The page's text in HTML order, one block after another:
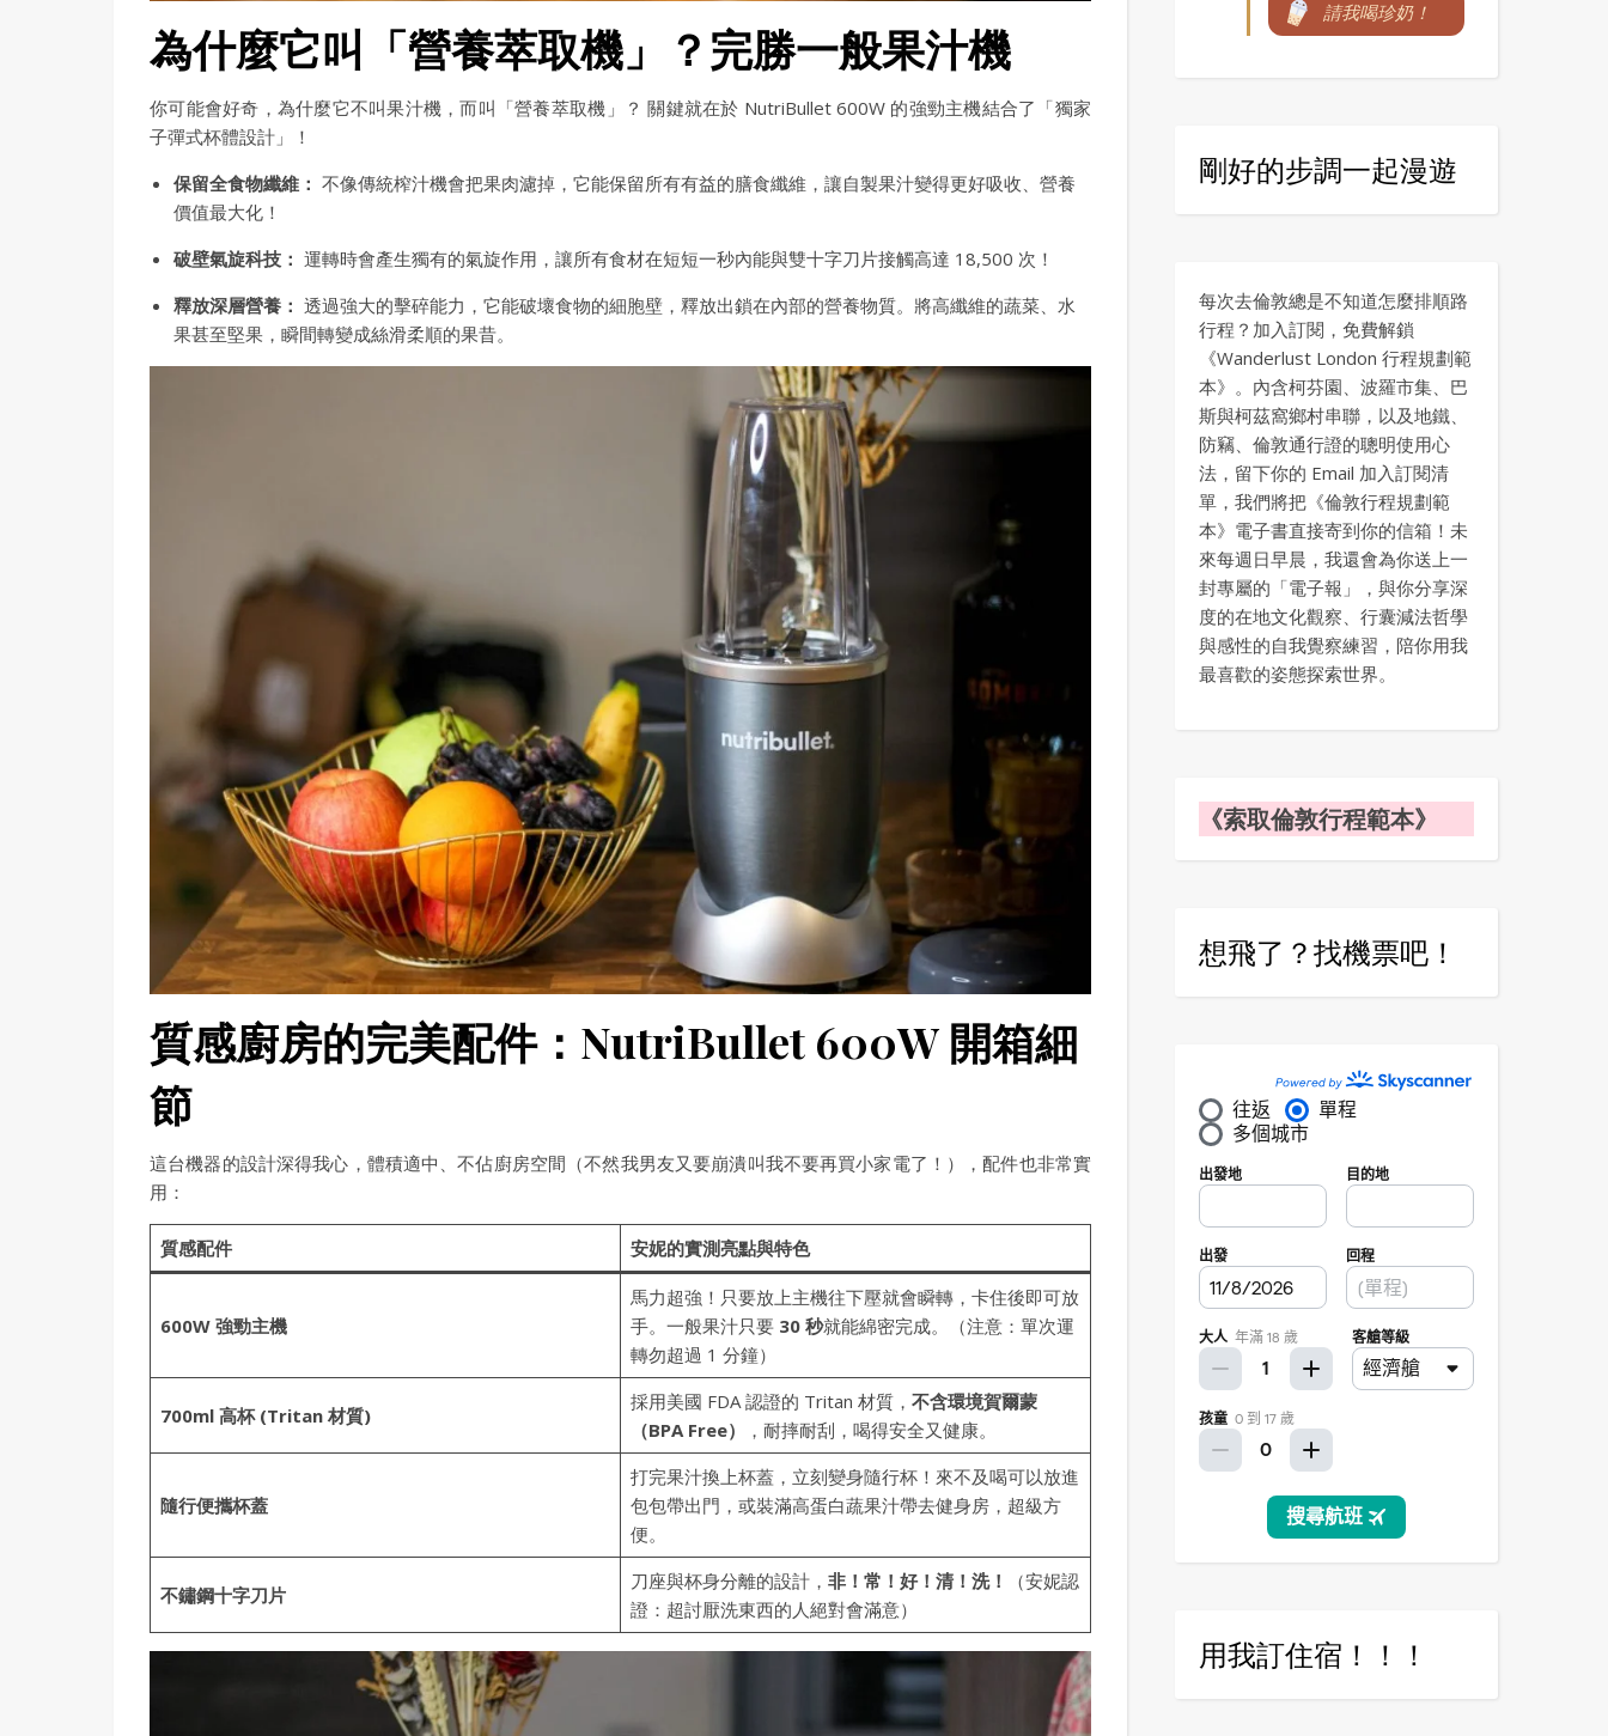
為什麼它叫「營養萃取機」？完勝一般果汁機
你可能會好奇，為什麼它不叫果汁機，而叫「營養萃取機」？ 關鍵就在於 NutriBullet 600W 的強勁主機結合了「獨家
子彈式杯體設計」！
保留全食物纖維： 不像傳統榨汁機會把果肉濾掉，它能保留所有有益的膳食纖維，讓自製果汁變得更好吸收、營養
價值最大化！
破壁氣旋科技： 運轉時會產生獨有的氣旋作用，讓所有食材在短短一秒內能與雙十字刀片接觸高達 18,500 次！
釋放深層營養： 透過強大的擊碎能力，它能破壞食物的細胞壁，釋放出鎖在內部的營養物質。將高纖維的蔬菜、水
果甚至堅果，瞬間轉變成絲滑柔順的果昔。
質感廚房的完美配件：NutriBullet 600W 開箱細
節
這台機器的設計深得我心，體積適中、不佔廚房空間（不然我男友又要崩潰叫我不要再買小家電了！），配件也非常實
用：
質感配件 安妮的實測亮點與特色
600W 強勁主機
馬力超強！只要放上主機往下壓就會瞬轉，卡住後即可放
手。一般果汁只要 30 秒就能綿密完成。（注意：單次運
轉勿超過 1 分鐘）
700ml 高杯 (Tritan 材質)
採用美國 FDA 認證的 Tritan 材質， 不含環境賀爾蒙
（BPA Free）
，耐摔耐刮，喝得安全又健康。
隨行便攜杯蓋
打完果汁換上杯蓋，立刻變身隨行杯！來不及喝可以放進
包包帶出門，或裝滿高蛋白蔬果汁帶去健身房，超級方
便。
不鏽鋼十字刀片
刀座與杯身分離的設計， 非！常！好！清！洗！
（安妮認
證：超討厭洗東西的人絕對會滿意）
請我喝珍奶！
剛好的步調一起漫遊
每次去倫敦總是不知道怎麼排順路
行程？加入訂閱，免費解鎖
《Wanderlust London 行程規劃範
本》。內含柯芬園、波羅市集、巴
斯與柯茲窩鄉村串聯，以及地鐵、
防竊、倫敦通行證的聰明使用心
法，留下你的 Email 加入訂閱清
單，我們將把《倫敦行程規劃範
本》電子書直接寄到你的信箱！未
來每週日早晨，我還會為你送上一
封專屬的「電子報」，與你分享深
度的在地文化觀察、行囊減法哲學
與感性的自我覺察練習，陪你用我
最喜歡的姿態探索世界。
《索取倫敦行程範本》
想飛了？找機票吧！
用我訂住宿！！！